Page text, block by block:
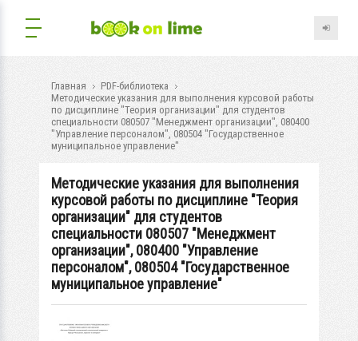
Главная
PDF-библиотека
Методические указания для выполнения курсовой работы
по дисциплине "Теория организации" для студентов
специальности 080507 "Менеджмент организации", 080400
"Управление персоналом", 080504 "Государственное
муниципальное управление"
Методические указания для выполнения
курсовой работы по дисциплине "Теория
организации" для студентов
специальности 080507 "Менеджмент
организации", 080400 "Управление
персоналом", 080504 "Государственное
муниципальное управление"